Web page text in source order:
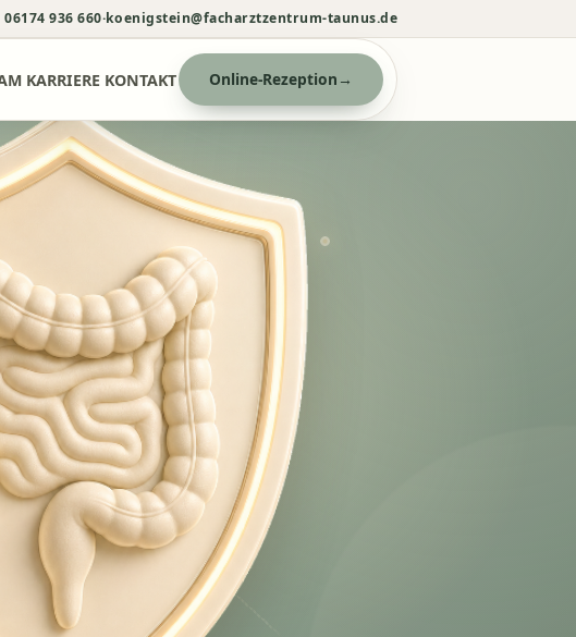
06174 936 660·koenigstein@facharztzentrum-taunus.de
KARRIERE KONTAKT Online-Rezeption →